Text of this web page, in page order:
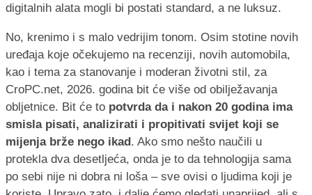
digitalnih alata mogli bi postati standard, a ne luksuz.
No, krenimo i s malo vedrijim tonom. Osim stotine novih
uređaja koje očekujemo na recenziji, novih automobila,
kao i tema za stanovanje i moderan životni stil, za
CroPC.net, 2026. godina bit će više od obilježavanja
obljetnice. Bit će to potvrda da i nakon 20 godina ima
smisla pisati, analizirati i propitivati svijet koji se
mijenja brže nego ikad. Ako smo nešto naučili u
protekla dva desetljeća, onda je to da tehnologija sama
po sebi nije ni dobra ni loša – sve ovisi o ljudima koji je